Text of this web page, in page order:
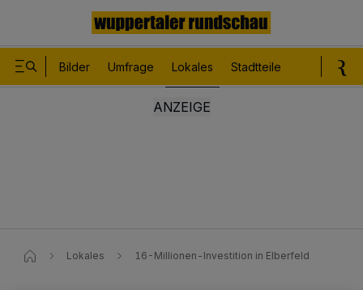
Bilder Umfrage Lokales Stadtteile
Lokales 16-Millionen-Investition in Elberfeld